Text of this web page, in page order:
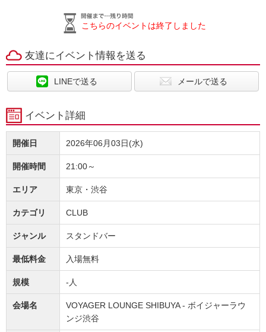
こちらのイベントは終了しました
友達にイベント情報を送る
LINEで送る メールで送る
イベント詳細
開催日 2026年06月03日(水)
開催時間 21:00～
エリア 東京・渋谷
カテゴリ CLUB
ジャンル スタンドバー
最低料金 入場無料
規模 -人
会場名
VOYAGER LOUNGE SHIBUYA - ボイジャーラウ
ンジ渋谷